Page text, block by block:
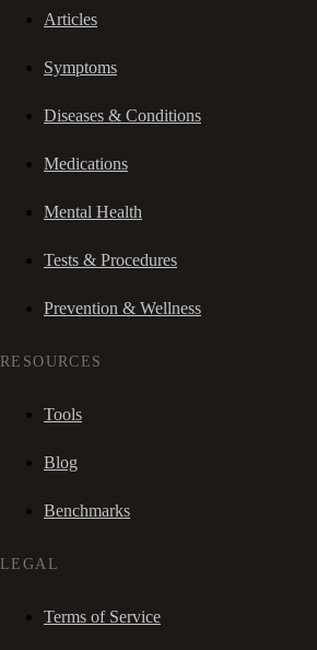
Articles
Symptoms
Diseases & Conditions
Medications
Mental Health
Tests & Procedures
Prevention & Wellness
RESOURCES
Tools
Blog
Benchmarks
LEGAL
Terms of Service